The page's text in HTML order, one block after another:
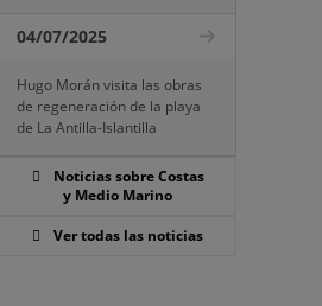
04/07/2025
Hugo Morán visita las obras
de regeneración de la playa
de La Antilla-Islantilla
Noticias sobre Costas
y Medio Marino
Ver todas las noticias